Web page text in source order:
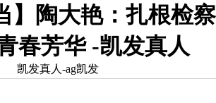
】陶大艳：扎根检察
春芳华 -凯发真人
凯发真人-ag凯发